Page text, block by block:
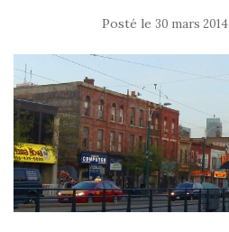
Posté le 30 mars 2014